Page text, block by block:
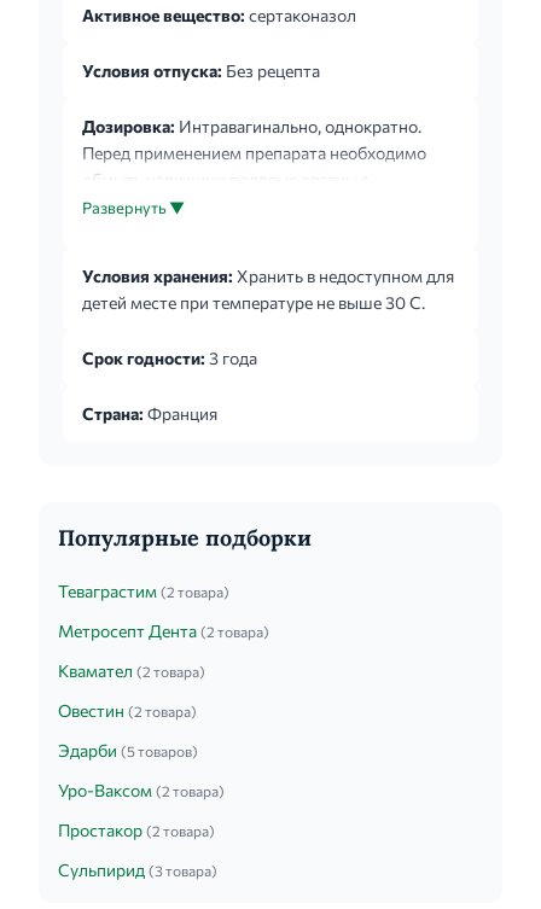
Активное вещество: сертаконазол
Условия отпуска: Без рецепта
Дозировка: Интравагинально, однократно.
Перед применением препарата необходимо
обмыть наружные половые органы с
использованием нейтрального или щелочного
сном. Если клинические симптомы
сохраняются, возможно повторное введение
Развернуть ▼
Условия хранения: Хранить в недоступном для
детей месте при температуре не выше 30 С.
Срок годности: 3 года
Страна: Франция
Популярные подборки
Теваграстим (2 товара)
Метросепт Дента (2 товара)
Квамател (2 товара)
Овестин (2 товара)
Эдарби (5 товаров)
Уро-Ваксом (2 товара)
Простакор (2 товара)
Сульпирид (3 товара)